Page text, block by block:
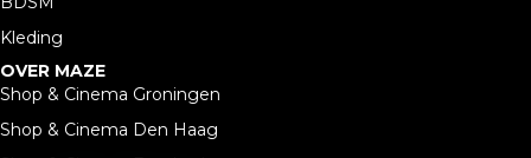
Kleding
OVER MAZE
Shop & Cinema Groningen
Shop & Cinema Den Haag